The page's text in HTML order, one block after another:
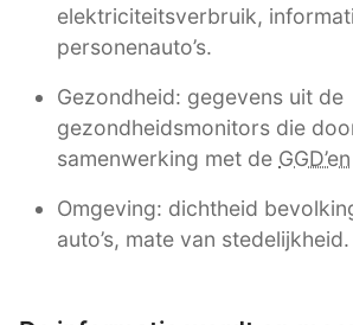
elektriciteitsverbruik,
personenauto’s.
Gezondheid: gegevens uit de
gezondheidsmonitors die
samenwerking met de GGD’en
Omgeving: dichtheid
auto’s, mate van stedelijkheid.